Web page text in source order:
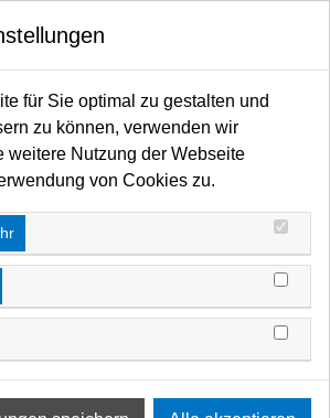
ARRI Orbiter Lamphead Control
LAMPHEAD CONTROL
NEUSTE ZUERST
für Sie optimal zu gestalten und
zu können, verwenden wir
weitere Nutzung der Webseite
von Cookies zu.